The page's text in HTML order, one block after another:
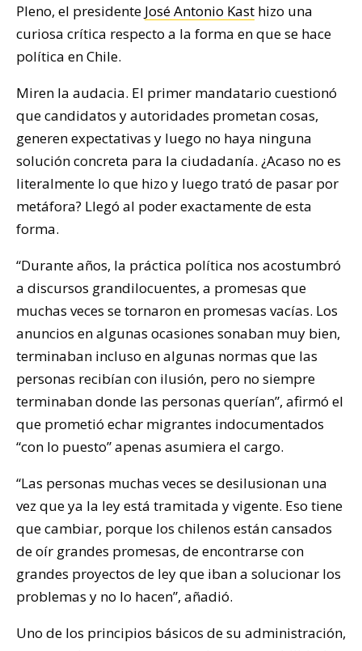
Pleno, el presidente José Antonio Kast hizo una
curiosa crítica respecto a la forma en que se hace
política en Chile.
Miren la audacia. El primer mandatario cuestionó
que candidatos y autoridades prometan cosas,
generen expectativas y luego no haya ninguna
solución concreta para la ciudadanía. ¿Acaso no es
literalmente lo que hizo y luego trató de pasar por
metáfora? Llegó al poder exactamente de esta
forma.
“Durante años, la práctica política nos acostumbró
a discursos grandilocuentes, a promesas que
muchas veces se tornaron en promesas vacías. Los
anuncios en algunas ocasiones sonaban muy bien,
terminaban incluso en algunas normas que las
personas recibían con ilusión, pero no siempre
terminaban donde las personas querían”, afirmó el
que prometió echar migrantes indocumentados
“con lo puesto” apenas asumiera el cargo.
“Las personas muchas veces se desilusionan una
vez que ya la ley está tramitada y vigente. Eso tiene
que cambiar, porque los chilenos están cansados
de oír grandes promesas, de encontrarse con
grandes proyectos de ley que iban a solucionar los
problemas y no lo hacen”, añadió.
Uno de los principios básicos de su administración,